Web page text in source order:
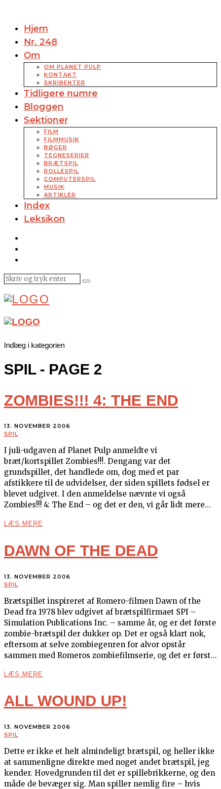
Hjem
Nr. 248
Om
OM PLANET PULP
KONTAKT
SKRIBENTER
Tidligere numre
Bloggen
Sektioner
FILM
FILMMUSIK
BØGER
TEGNESERIER
BRÆTSPIL
ROLLESPIL
COMPUTERSPIL
MUSIK
ARTIKLER
Index
Leksikon
Indlæg i kategorien
SPIL- PAGE 2
ZOMBIES!!! 4: THE END
13. NOVEMBER 2006
SPIL
I juli-udgaven af Planet Pulp anmeldte vi
bræt/kortspillet Zombies!!!. Dengang var det
grundspillet, det handlede om, dog med et par
afstikkere til de udvidelser, der siden spillets fødsel er
blevet udgivet. I den anmeldelse nævnte vi også
Zombies!!! 4: The End – og det er den, vi går lidt mere…
LÆS MERE
DAWN OF THE DEAD
13. NOVEMBER 2006
SPIL
Brætspillet inspireret af Romero-filmen Dawn of the
Dead fra 1978 blev udgivet af brætspilfirmaet SPI –
Simulation Publications Inc. – samme år, og er det første
zombie-brætspil der dukker op. Det er også klart nok,
eftersom at selve zombiegenren for alvor opstår
sammen med Romeros zombiefilmserie, og det er først…
LÆS MERE
ALL WOUND UP!
13. NOVEMBER 2006
SPIL
Dette er ikke et helt almindeligt brætspil, og heller ikke
at sammenligne direkte med noget andet brætspil, jeg
kender. Hovedgrunden til det er spillebrikkerne, og den
måde de bevæger sig. Man spiller nemlig fire – hvis